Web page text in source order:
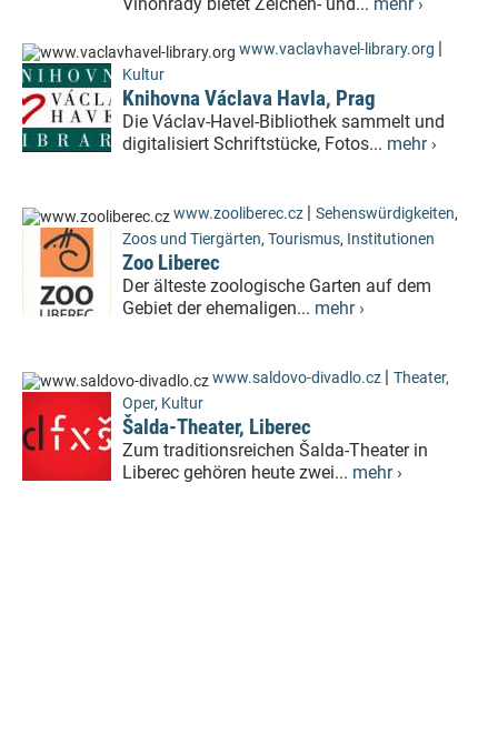
www.vaclavhavel-library.org |
Kultur
Knihovna Václava Havla, Prag
Die Václav-Havel-Bibliothek sammelt und
digitalisiert Schriftstücke, Fotos... mehr ›
www.zooliberec.cz | Sehenswürdigkeiten,
Zoos und Tiergärten, Tourismus, Institutionen
Zoo Liberec
Der älteste zoologische Garten auf dem
Gebiet der ehemaligen... mehr ›
www.saldovo-divadlo.cz | Theater,
Oper, Kultur
Šalda-Theater, Liberec
Zum traditionsreichen Šalda-Theater in
Liberec gehören heute zwei... mehr ›